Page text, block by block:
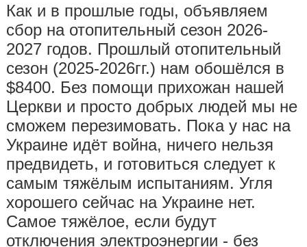
Как и в прошлые годы, объявляем
сбор на отопительный сезон 2026-
2027 годов. Прошлый отопительный
сезон (2025-2026гг.) нам обошёлся в
$8400. Без помощи прихожан нашей
Церкви и просто добрых людей мы не
сможем перезимовать. Пока у нас на
Украине идёт война, ничего нельзя
предвидеть, и готовиться следует к
самым тяжёлым испытаниям. Угля
хорошего сейчас на Украине нет.
Самое тяжёлое, если будут
отключения электроэнергии - без